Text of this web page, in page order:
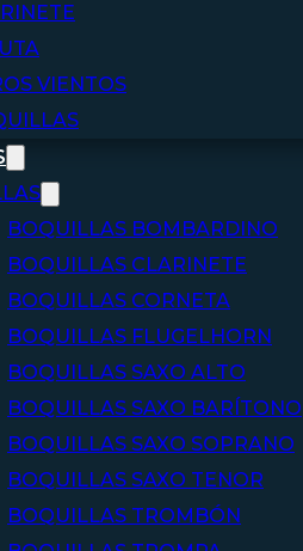
VIENTOS
BOQUILLAS BOMBARDINO
BOQUILLAS CLARINETE
BOQUILLAS CORNETA
BOQUILLAS FLUGELHORN
BOQUILLAS SAXO ALTO
BOQUILLAS SAXO BARÍTONO
BOQUILLAS SAXO SOPRANO
BOQUILLAS SAXO TENOR
BOQUILLAS TROMBÓN